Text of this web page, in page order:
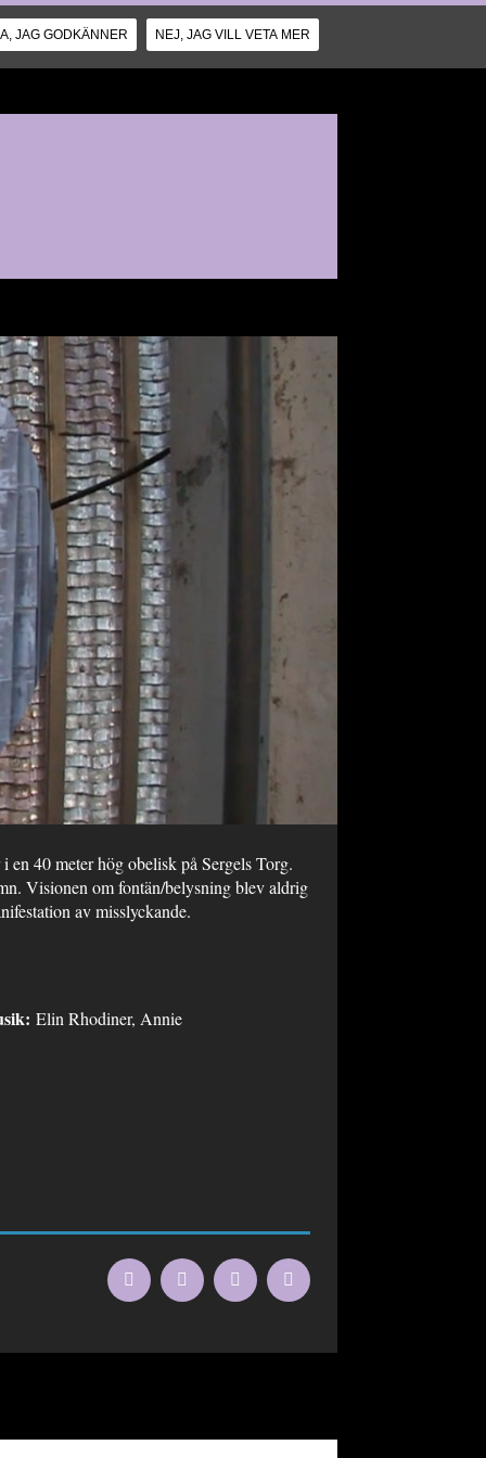
JAG GODKÄNNER NEJ, JAG VILL VETA MER
40 meter hög obelisk på Sergels Torg.
Visionen om fontän/belysning blev aldrig
av misslyckande.
Elin Rhodiner, Annie